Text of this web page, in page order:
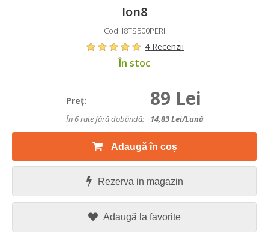
Ion8
Cod: I8TS500PERI
4 Recenzii
În stoc
Preţ: 89 Lei
În 6 rate fără dobândă: 14,83Lei/lună
Adaugă în coș
Rezerva in magazin
Adaugă la favorite